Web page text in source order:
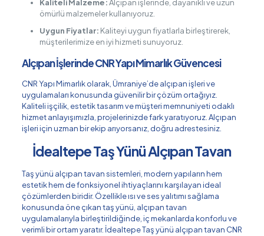
Kaliteli Malzeme:Alçıpan işlerinde, dayanıklı ve uzun
ömürlü malzemeler kullanıyoruz.
Uygun Fiyatlar: Kaliteyi uygun fiyatlarla birleştirerek,
müşterilerimize en iyi hizmeti sunuyoruz.
Alçıpan İşlerinde CNR Yapı Mimarlık Güvencesi
CNR Yapı Mimarlık olarak, Ümraniye’de alçıpan işleri ve
uygulamaları konusunda güvenilir bir çözüm ortağıyız.
Kaliteli işçilik, estetik tasarım ve müşteri memnuniyeti odaklı
hizmet anlayışımızla, projelerinizde fark yaratıyoruz. Alçıpan
işleri için uzman bir ekip arıyorsanız, doğru adrestesiniz.
İdealtepe Taş Yünü Alçıpan Tavan
Taş yünü alçıpan tavan sistemleri, modern yapıların hem
estetik hem de fonksiyonel ihtiyaçlarını karşılayan ideal
çözümlerden biridir. Özellikle ısı ve ses yalıtımı sağlama
konusunda öne çıkan taş yünü, alçıpan tavan
uygulamalarıyla birleştirildiğinde, iç mekanlarda konforlu ve
verimli bir ortam yaratır. İdealtepe Taş yünü alçıpan tavan CNR